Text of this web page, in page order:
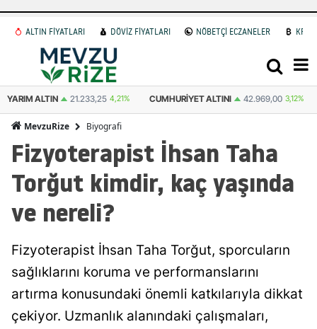
ALTIN FİYATLARI DÖVİZ FİYATLARI NÖBETÇİ ECZANELER
YARIM ALTIN 21.233,25 4,21% CUMHURIYET ALTINI 42.969,00 3,12%
MevzuRize Biyografi
Fizyoterapist İhsan Taha
Torğut kimdir, kaç yaşında
ve nereli?
Fizyoterapist İhsan Taha Torğut, sporcuların
sağlıklarını koruma ve performanslarını
artırma konusundaki önemli katkılarıyla dikkat
çekiyor. Uzmanlık alanındaki çalışmaları,